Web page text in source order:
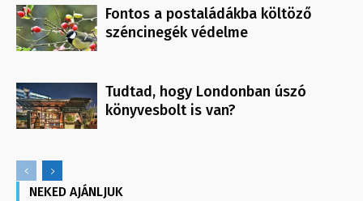
Fontos a postaládákba költöző
széncinegék védelme
Tudtad, hogy Londonban úszó
könyvesbolt is van?
NEKED AJÁNLJUK